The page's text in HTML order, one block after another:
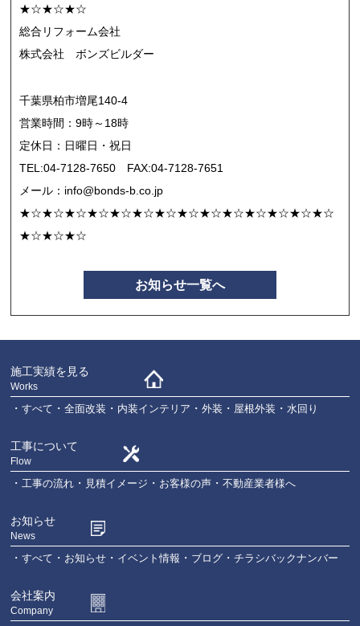
★☆★☆★☆
総合リフォーム会社
株式会社 ボンズビルダー
千葉県柏市増尾140-4
営業時間：9時～18時
定休日：日曜日・祝日
TEL:04-7128-7650 FAX:04-7128-7651
メール：info@bonds-b.co.jp
★☆★☆★☆★☆★☆★☆★☆★☆★☆★☆★☆★☆★☆★☆
★☆★☆★☆
お知らせ一覧へ
施工実績を見る
Works
すべて 全面改装 内装インテリア 外装 屋根外装 水回り
工事について
Flow
工事の流れ 見積イメージ お客様の声 不動産業者様へ
お知らせ
News
すべて お知らせ イベント情報 ブログ チラシバックナンバー
会社案内
Company